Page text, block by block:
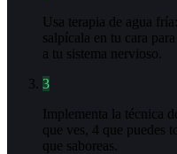
Usa terapia de agua
salpícala en tu cara
a tu sistema nervioso.
3
Implementa la técnica
que ves, 4 que puedes
que saboreas.